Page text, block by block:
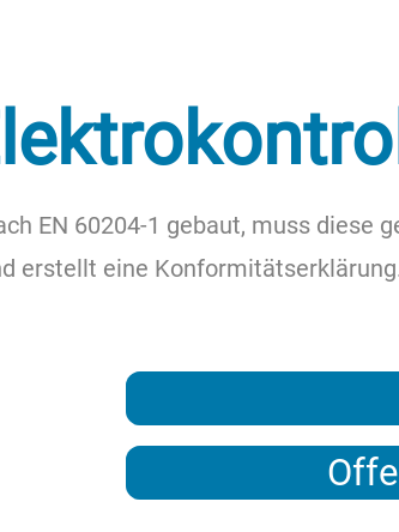
EN 60204-1 gebaut, muss
erstellt eine